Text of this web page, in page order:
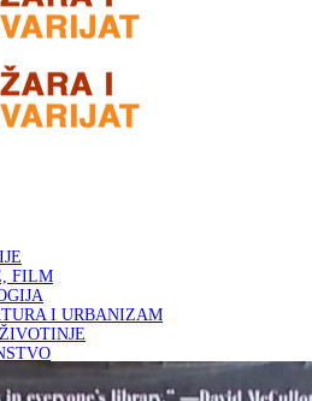
FILM
I URBANIZAM
I LEKSIKONI